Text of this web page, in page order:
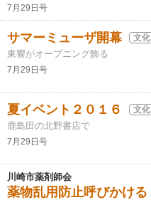
7月29日号
サマーミューザ開幕 文化
東響がオープニング飾る
7月29日号
夏イベント２０１６ 文化
鹿島田の北野書店で
7月29日号
川崎市薬剤師会
薬物乱用防止呼びかける